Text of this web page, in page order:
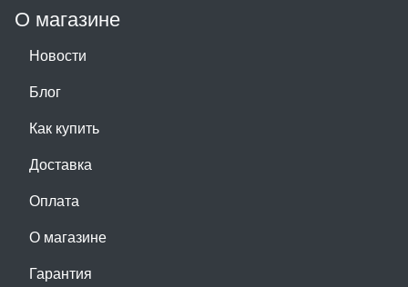
О магазине
Новости
Блог
Как купить
Доставка
Оплата
О магазине
Гарантия